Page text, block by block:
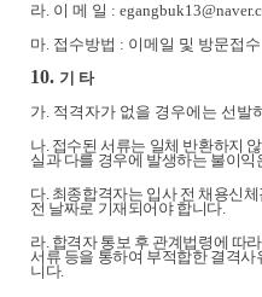
라. 이 메 일 :
마. 접수방법 : 이메일 및 방문접수
10. 기 타
가. 적격자가 없을 경우에는 선발
나. 접수된 서류는 일체 반환하지
실과 다를 경우에 발생하는 불이익
다. 최종합격자는 입사 전 채용신
전 날짜로 기재되어야 합니다.
라. 합격자 통보 후 관계법령에 따
서류 등을 통하여 부적합한 결격사
니다.